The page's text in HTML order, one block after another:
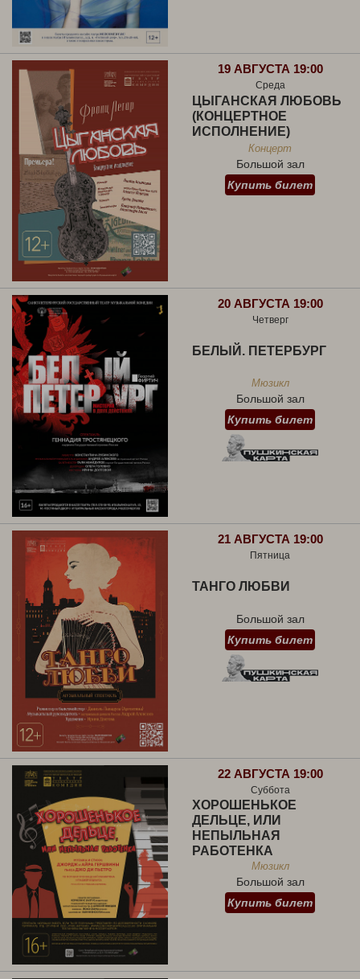
19 АВГУСТА 19:00
Среда
ЦЫГАНСКАЯ ЛЮБОВЬ
(КОНЦЕРТНОЕ
ИСПОЛНЕНИЕ)
Концерт
Большой зал
Купить билет
20 АВГУСТА 19:00
Четверг
БЕЛЫЙ. ПЕТЕРБУРГ
Мюзикл
Большой зал
Купить билет
21 АВГУСТА 19:00
Пятница
ТАНГО ЛЮБВИ
Большой зал
Купить билет
22 АВГУСТА 19:00
Суббота
ХОРОШЕНЬКОЕ
ДЕЛЬЦЕ, ИЛИ
НЕПЫЛЬНАЯ
РАБОТЕНКА
Мюзикл
Большой зал
Купить билет